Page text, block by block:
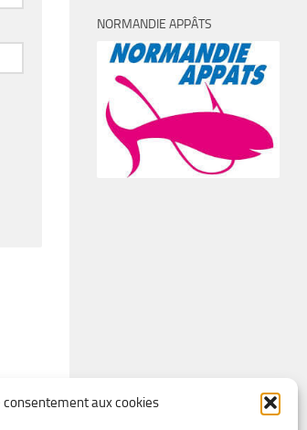
consentement aux cookies
NORMANDIE APPÂTS